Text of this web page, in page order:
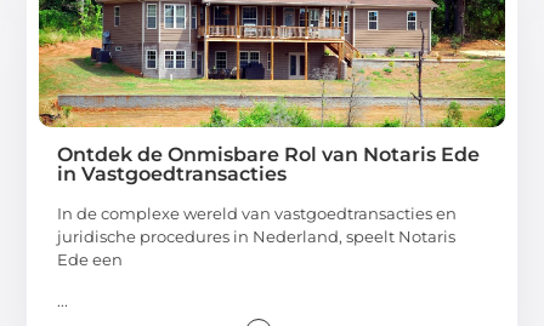
Ontdek de Onmisbare Rol van Notaris Ede
in Vastgoedtransacties
In de complexe wereld van vastgoedtransacties en
juridische procedures in Nederland, speelt Notaris
Ede een
...